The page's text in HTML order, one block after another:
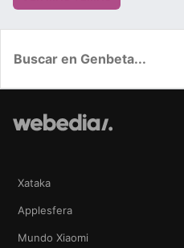
Xataka
Applesfera
Mundo Xiaomi